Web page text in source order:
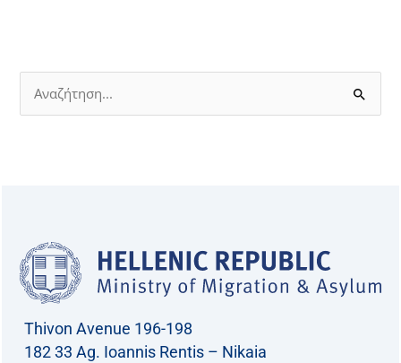
o
Thivon Avenue 196-198
182 33 Ag. Ioannis Rentis – Nikaia